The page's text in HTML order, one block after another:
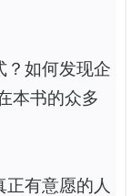
？如何发现企
本书的众多
正有意愿的人